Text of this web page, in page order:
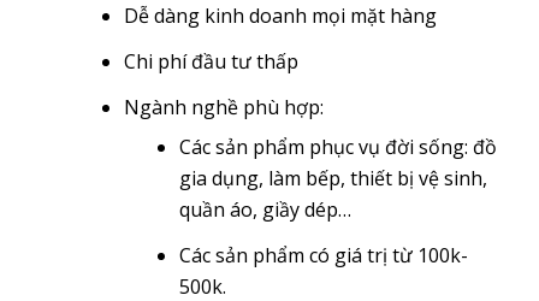
Dễ dàng kinh doanh mọi mặt hàng
Chi phí đầu tư thấp
Ngành nghề phù hợp:
Các sản phẩm phục vụ đời sống: đồ
gia dụng, làm bếp, thiết bị vệ sinh,
quần áo, giầy dép…
Các sản phẩm có giá trị từ 100k-
500k.